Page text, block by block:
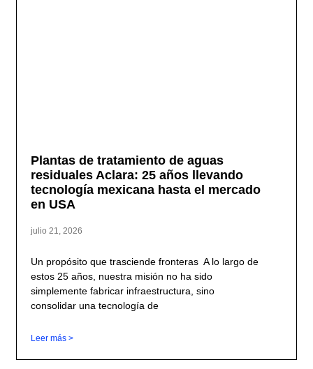
Plantas de tratamiento de aguas
residuales Aclara: 25 años llevando
tecnología mexicana hasta el mercado
en USA
julio 21, 2026
Un propósito que trasciende fronteras A lo largo de
estos 25 años, nuestra misión no ha sido
simplemente fabricar infraestructura, sino
consolidar una tecnología de
Leer más >